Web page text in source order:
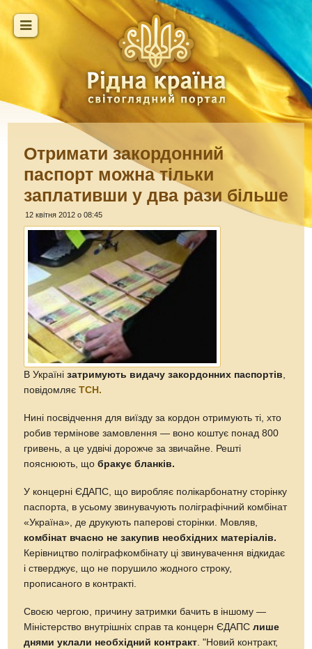
Отримати закордонний
паспорт можна тільки
заплативши у два рази більше
12 квітня 2012 о 08:45
В Українізатримують видачу закордонних паспортів
повідомляєТСН.
Нині посвідчення для виїзду за кордон отримують ті, хто
робив термінове замовлення — воно коштує понад 800
гривень, а це удвічі дорожче за звичайне. Решті
пояснюють, щобракує бланків.
У концерні ЄДАПС, що виробляє полікарбонатну сторінку
паспорта, в усьому звинувачують поліграфічний комбінат
«Україна», де друкують паперові сторінки. Мовляв,
комбінат вчасно не закупив необхідних матеріалів.
Керівництво поліграфкомбінату ці звинувачення відкидає
і стверджує, що не порушило жодного строку,
прописаного в контракті.
Своєю чергою, причину затримки бачить в іншому —
Міністерство внутрішніх справ та концерн ЄДАПСлише
днями уклали необхідний контракт . "Новий контракт,